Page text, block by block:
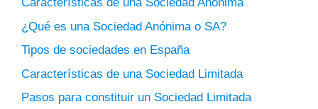
Características de una Sociedad Anónima
¿Qué es una Sociedad Anónima o SA?
Tipos de sociedades en España
Características de una Sociedad Limitada
Pasos para constituir un Sociedad Limitada